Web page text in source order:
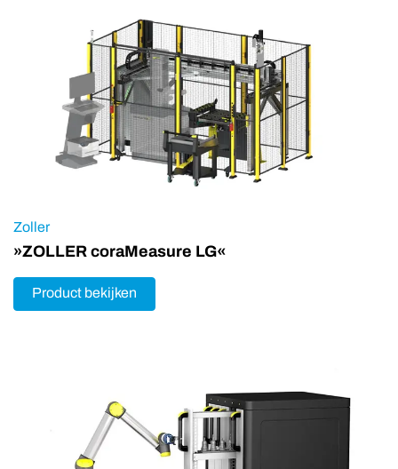
Zoller
»ZOLLER coraMeasure LG«
Product bekijken